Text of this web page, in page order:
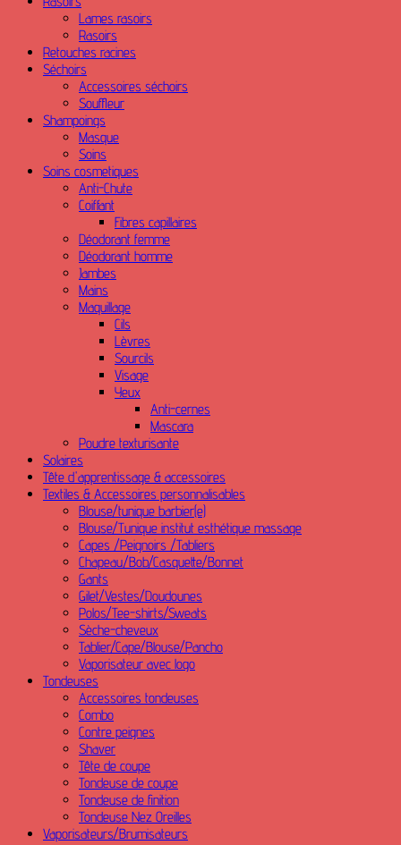
Lames rasoirs
Rasoirs
Retouches racines
Séchoirs
Accessoires séchoirs
Souffleur
Shampoings
Masque
Soins
Soins cosmetiques
Anti-Chute
Coiffant
Fibres capillaires
Déodorant femme
Déodorant homme
Jambes
Mains
Maquillage
Cils
Lèvres
Sourcils
Visage
Yeux
Anti-cernes
Mascara
Poudre texturisante
Solaires
Tête d'apprentissage & accessoires
Textiles & Accessoires personnalisables
Blouse/tunique barbier(e)
Blouse/Tunique institut esthétique massage
Capes /Peignoirs /Tabliers
Chapeau/Bob/Casquette/Bonnet
Gants
Gilet/Vestes/Doudounes
Polos/Tee-shirts/Sweats
Sèche-cheveux
Tablier/Cape/Blouse/Pancho
Vaporisateur avec logo
Tondeuses
Accessoires tondeuses
Combo
Contre peignes
Shaver
Tête de coupe
Tondeuse de coupe
Tondeuse de finition
Tondeuse Nez Oreilles
Vaporisateurs/Brumisateurs